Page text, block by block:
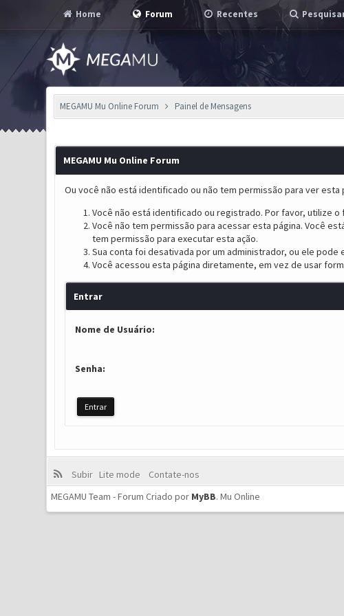
Home Forum Recentes
MEGAMU Mu Online Forum Painel de Mensagens
MEGAMU Mu Online Forum
Ou você não está identificado ou não tem permissão para ver
Você não está identificado ou registrado. Por favor, utilize
Você não tem permissão para acessar esta página. Você
tem permissão para executar esta ação.
Sua conta foi desativada por um administrador, ou ele pode
Você acessou esta página diretamente, em vez de usar
Entrar
Nome de Usuário:
Senha:
Subir Lite mode
Contate-nos
MEGAMU Team - Forum Criado por MyBB.Mu Online